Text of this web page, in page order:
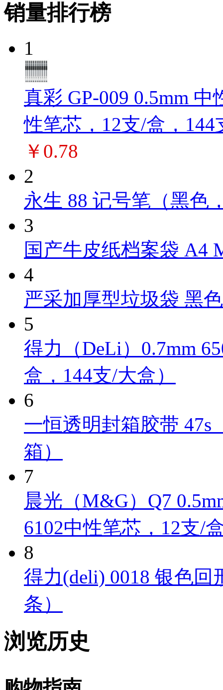
销量排行榜
1
真彩 GP-009 0.5mm
性笔芯，12支/盒，144
￥0.78
2
永生 88 记号笔（黑色
3
国产牛皮纸档案袋 A4
4
严采加厚型垃圾袋 黑
5
得力（DeLi）0.7mm
盒，144支/大盒）
6
一恒透明封箱胶带 47s
箱）
7
晨光（M&G）Q7
6102中性笔芯，12支/
8
得力(deli) 0018 银色回
条）
浏览历史